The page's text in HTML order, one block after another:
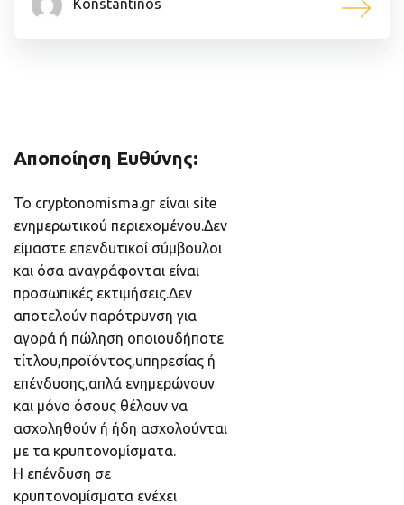
Konstantinos
Αποποίηση Ευθύνης:
Το cryptonomisma.gr είναι site
ενημερωτικού περιεχομένου.Δεν
είμαστε επενδυτικοί σύμβουλοι
και όσα αναγράφονται είναι
προσωπικές εκτιμήσεις.Δεν
αποτελούν παρότρυνση για
αγορά ή πώληση οποιουδήποτε
τίτλου,προϊόντος,υπηρεσίας ή
επένδυσης,απλά ενημερώνουν
και μόνο όσους θέλουν να
ασχοληθούν ή ήδη ασχολούνται
με τα κρυπτονομίσματα.
Η επένδυση σε
κρυπτονομίσματα ενέχει